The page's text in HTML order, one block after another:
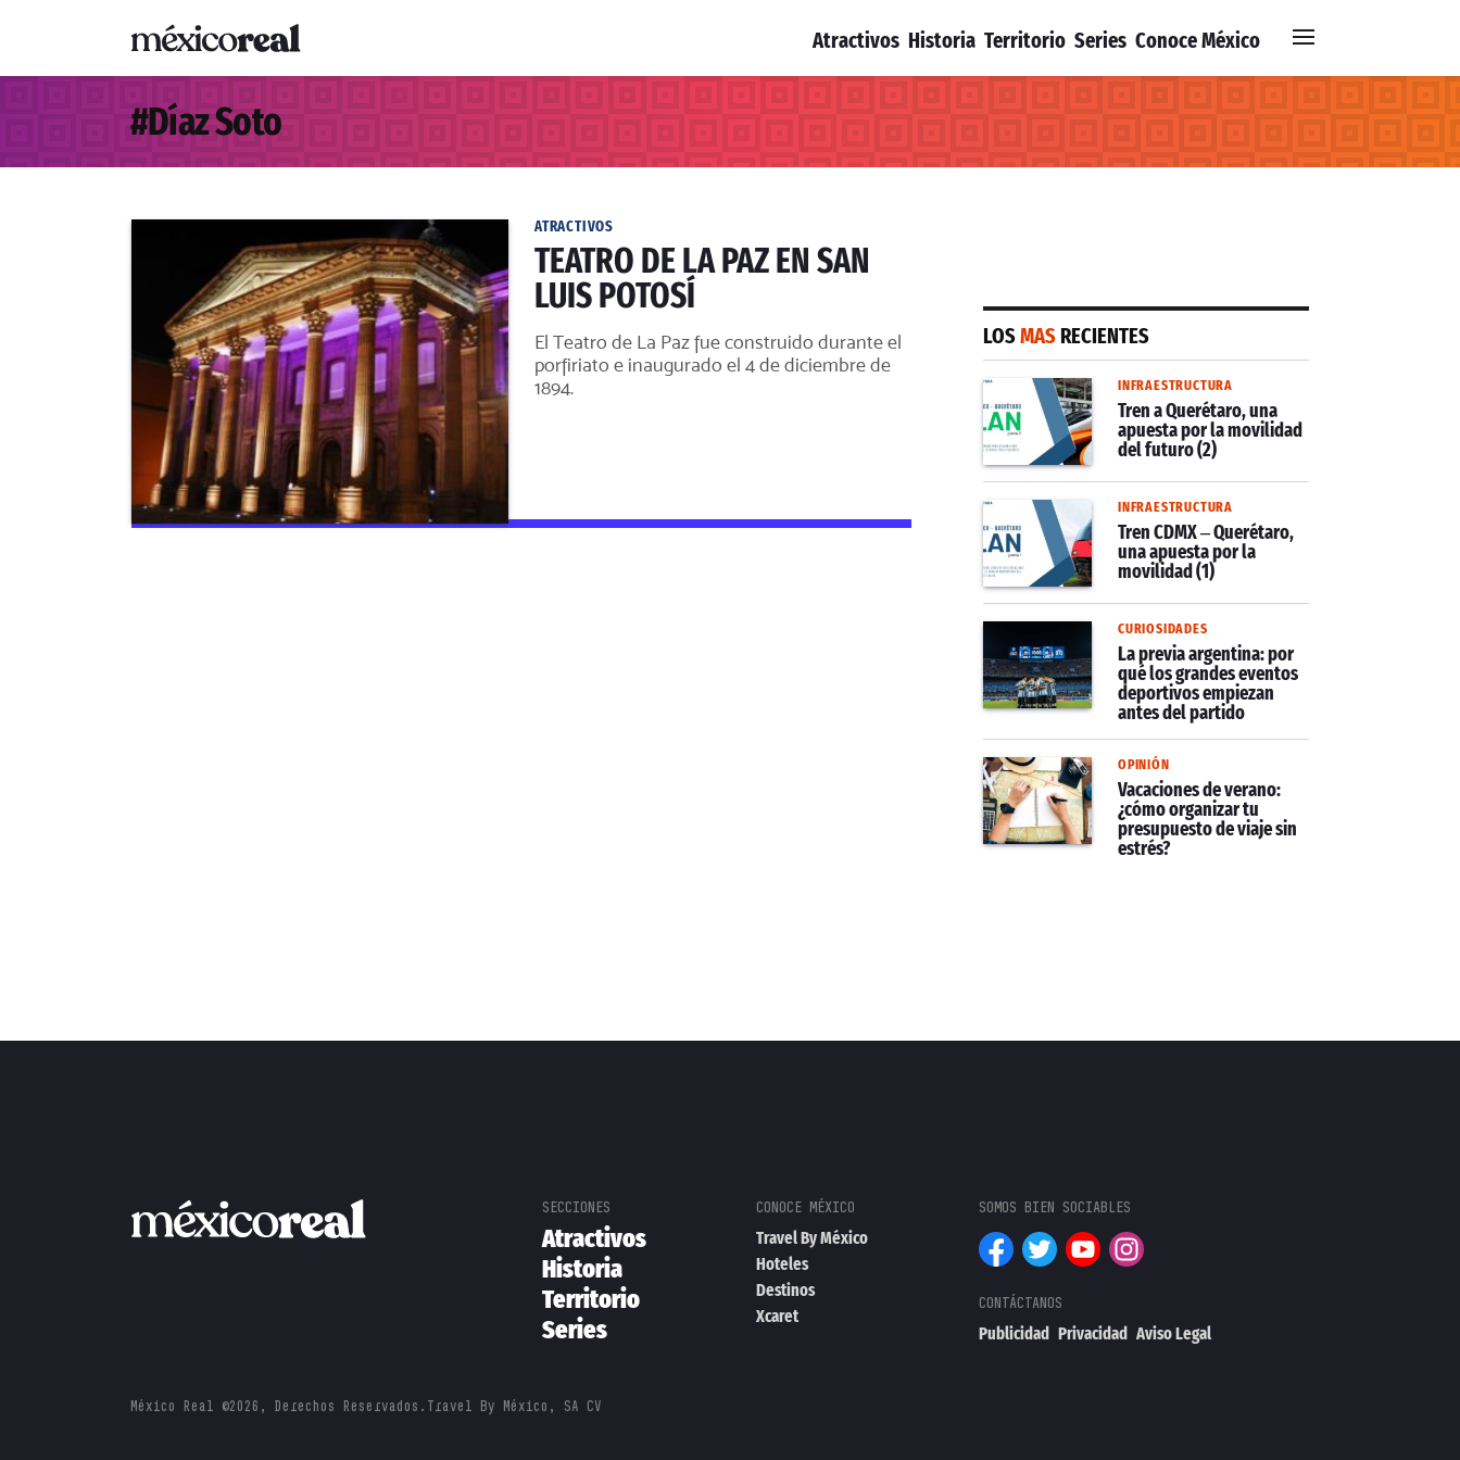
Atractivos Historia Territorio Series Conoce México
#Díaz Soto
ATRACTIVOS
TEATRO DE LA PAZ EN SAN
LUIS POTOSÍ
El Teatro de La Paz fue construido durante el
porfiriato e inaugurado el 4 de diciembre de
1894.
LOSMAS RECIENTES
INFRAESTRUCTURA
Tren a Querétaro, una
apuesta por la movilidad
del futuro (2)
INFRAESTRUCTURA
Tren CDMX – Querétaro,
una apuesta por la
movilidad (1)
CURIOSIDADES
La previa argentina: por
qué los grandes eventos
deportivos empiezan
antes del partido
OPINIÓN
Vacaciones de verano:
¿cómo organizar tu
presupuesto de viaje sin
estrés?
Atractivos
Historia
Territorio
Series
Travel By México
Hoteles
Destinos
Xcaret
Publicidad Privacidad Aviso Legal
México Real ©2026, Derechos Reservados. Travel By México, SA CV